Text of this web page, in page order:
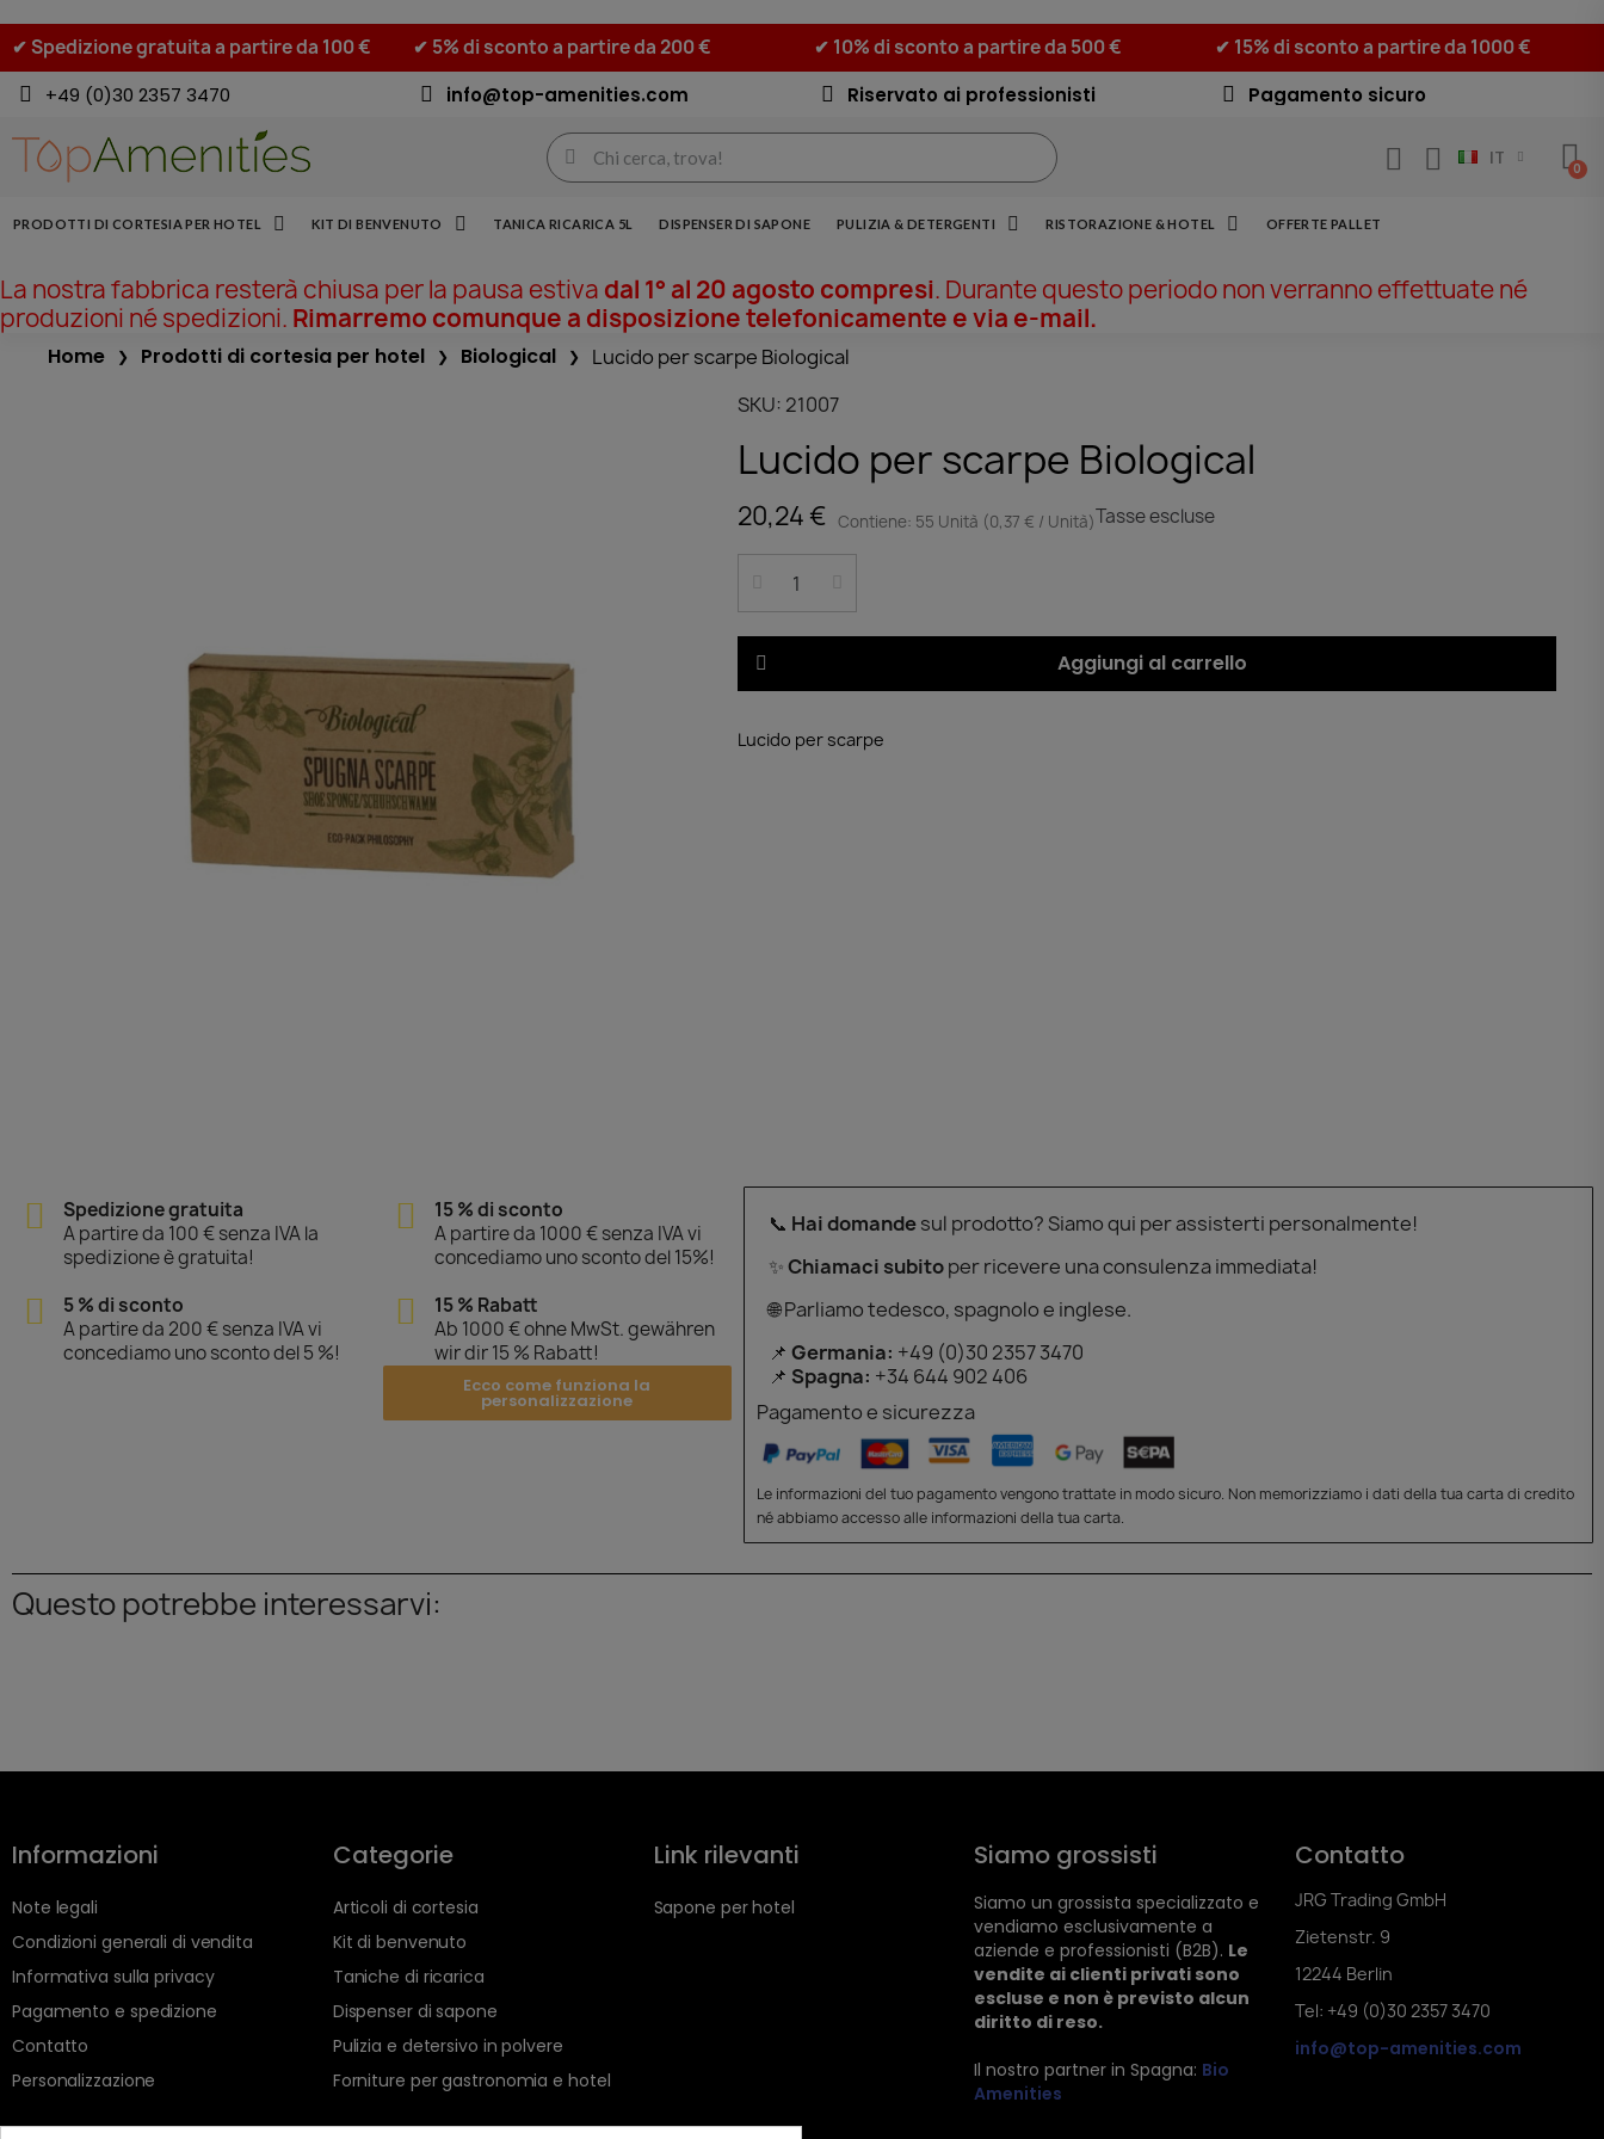
✔ Spedizione gratuita a partire da 100 € ✔ 5% di sconto a partire da 200 € ✔ 10% di sconto a partire da 500 €
✔ 15% di sconto a partire da 1000 €
+49 (0)30 2357 3470
info@top-amenities.com Riservato ai professionisti Pagamento sicuro
IT
PRODOTTI DI CORTESIA PER HOTEL KIT DI BENVENUTO TANICA RICARICA 5L DISPENSER DI SAPONE PULIZIA & DETERGENTI RISTORAZIONE & HOTEL OFFERTE PALLET
La nostra fabbrica resterà chiusa per la pausa estiva dal 1° al 20 agosto compresi. Durante questo periodo non verranno effettuate né
produzioni né spedizioni. Rimarremo comunque a disposizione telefonicamente e via e-mail.
Home Prodotti di cortesia per hotel Biological
Lucido per scarpe Biological
SKU 21007
Lucido per scarpe Biological
20,24 € Contiene: 55 Unità (0,37 € / Unità)Tasse escluse
Aggiungi al carrello
Lucido per scarpe
Spedizione gratuita
A partire da 100 € senza IVA la
spedizione è gratuita!
5 % di sconto
A partire da 200 € senza IVA vi
concediamo uno sconto del 5 %!
15 % di sconto
A partire da 1000 € senza IVA vi
concediamo uno sconto del 15%!
15 % Rabatt
Ab 1000 € ohne MwSt. gewähren
wir dir 15 % Rabatt!
Ecco come funziona la
personalizzazione
📞 Hai domandesul prodotto? Siamo qui per assisterti personalmente!
✨Chiamaci subitoper ricevere una consulenza immediata!
🌐 Parliamo tedesco, spagnolo e inglese.
📌 Germania: +49 (0)30 2357 3470
📌 Spagna: +34 644 902 406
Pagamento e sicurezza
Le informazioni del tuo pagamento vengono trattate in modo sicuro. Non memorizziamo i dati della tua carta di credito
né abbiamo accesso alle informazioni della tua carta.
Questo potrebbe interessarvi:
Informazioni
Note legali
Condizioni generali di vendita
Informativa sulla privacy
Pagamento e spedizione
Contatto
Personalizzazione
Categorie
Articoli di cortesia
Kit di benvenuto
Taniche di ricarica
Dispenser di sapone
Pulizia e detersivo in polvere
Forniture per gastronomia e hotel
Link rilevanti
Sapone per hotel
Siamo grossisti
Siamo un grossista specializzato e
vendiamo esclusivamente a
aziende e professionisti (B2B). Le
vendite ai clienti privati sono
escluse e non è previsto alcun
diritto di reso.
Il nostro partner in Spagna: Bio
Amenities
Contatto
JRG Trading GmbH
Zietenstr. 9
12244 Berlin
Tel: +49 (0)30 2357 3470
info@top-amenities.com